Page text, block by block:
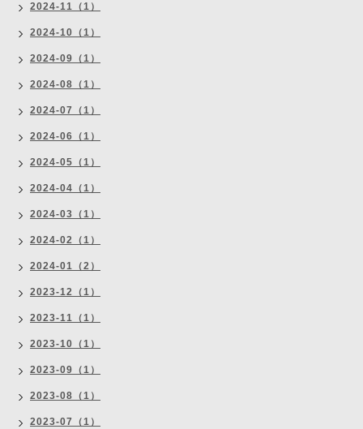
2024-11（1）
2024-10（1）
2024-09（1）
2024-08（1）
2024-07（1）
2024-06（1）
2024-05（1）
2024-04（1）
2024-03（1）
2024-02（1）
2024-01（2）
2023-12（1）
2023-11（1）
2023-10（1）
2023-09（1）
2023-08（1）
2023-07（1）